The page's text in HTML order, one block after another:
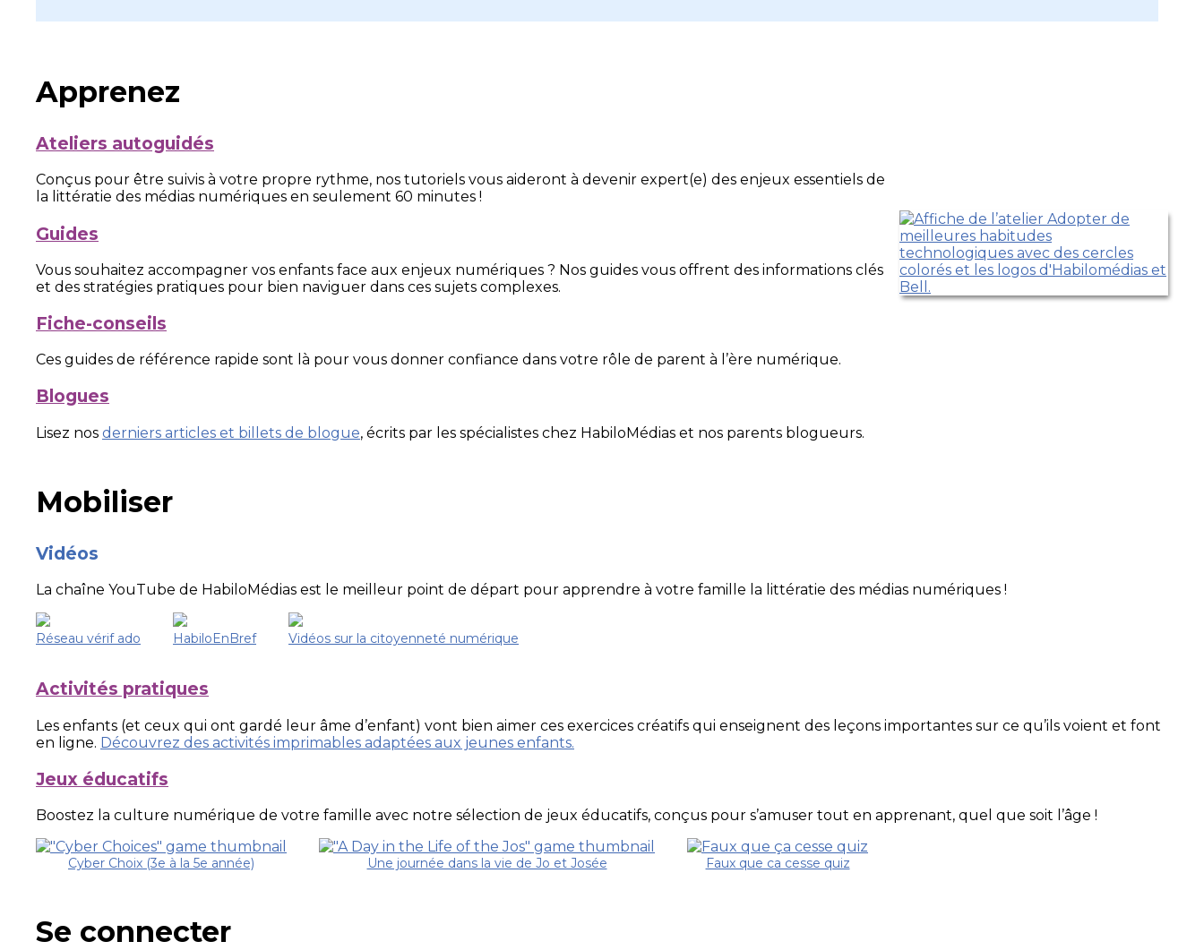
Apprenez
Ateliers autoguidés
Conçus pour être suivis à votre propre rythme, nos tutoriels vous aideront à devenir expert(e) des enjeux essentiels de
la littératie des médias numériques en seulement 60 minutes !
Guides
Vous souhaitez accompagner vos enfants face aux enjeux numériques ? Nos guides vous offrent des informations clés
et des stratégies pratiques pour bien naviguer dans ces sujets complexes.
Fiche-conseils
Ces guides de référence rapide sont là pour vous donner confiance dans votre rôle de parent à l’ère numérique.
Blogues
Lisez nos derniers articles et billets de blogue, écrits par les spécialistes chez HabiloMédias et nos parents blogueurs.
Mobiliser
Vidéos
La chaîne YouTube de HabiloMédias est le meilleur point de départ pour apprendre à votre famille la littératie des médias numériques !
Réseau vérif ado HabiloEnBref Vidéos sur la citoyenneté numérique
Activités pratiques
Les enfants (et ceux qui ont gardé leur âme d’enfant) vont bien aimer ces exercices créatifs qui enseignent des leçons importantes sur ce qu’ils voient et font
en ligne. Découvrez des activités imprimables adaptées aux jeunes enfants.
Jeux éducatifs
Boostez la culture numérique de votre famille avec notre sélection de jeux éducatifs, conçus pour s’amuser tout en apprenant, quel que soit l’âge !
Cyber Choix (3e à la 5e année) Une journée dans la vie de Jo et Josée Faux que ca cesse quiz
Se connecter